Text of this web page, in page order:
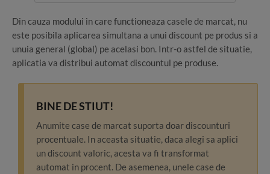
Din cauza modului in care functioneaza casele de marcat, nu
este posibila aplicarea simultana a unui discount pe produs si a
unuia general (global) pe acelasi bon. Intr-o astfel de situatie,
aplicatia va distribui automat discountul pe produse.
BINE DE STIUT!
Anumite case de marcat suporta doar discounturi
procentuale. In aceasta situatie, daca alegi sa aplici
un discount valoric, acesta va fi transformat
automat in procent. De asemenea, unele case de